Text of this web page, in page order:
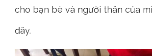
cho bạn bè và người thân của
đây.